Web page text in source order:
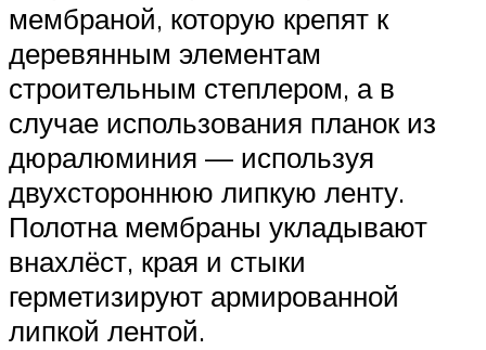
мембраной, которую крепят к
деревянным элементам
строительным степлером, а в
случае использования планок из
дюралюминия — используя
двухстороннюю липкую ленту.
Полотна мембраны укладывают
внахлёст, края и стыки
герметизируют армированной
липкой лентой.